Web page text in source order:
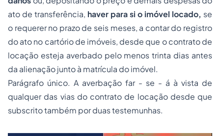
ato de transferência, haver para si o imóvel locado, se
o requerer no prazo de seis meses, a contar do registro
do ato no cartório de imóveis, desde que o contrato de
locação esteja averbado pelo menos trinta dias antes
da alienação junto à matrícula do imóvel.
Parágrafo único. A averbação far - se - á à vista de
qualquer das vias do contrato de locação desde que
subscrito também por duas testemunhas.